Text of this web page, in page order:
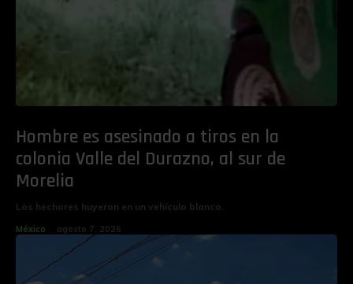
Hombre es asesinado a tiros en la
colonia Valle del Durazno, al sur de
Morelia
Los hechores huyeron en un vehículo blanco.
México agosto 7, 2026